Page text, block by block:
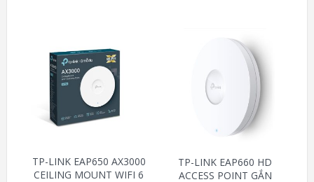
TP-LINK EAP650 AX3000
CEILING MOUNT WIFI 6
TP-LINK EAP660 HD
ACCESS POINT GẮN